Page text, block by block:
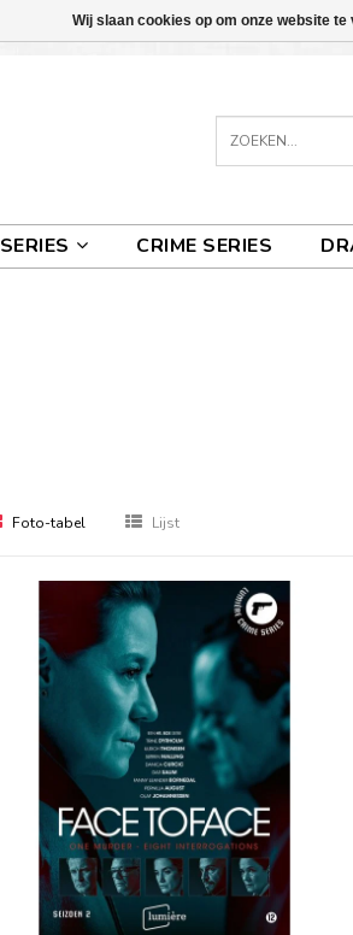
SERIES CRIME SERIES
Foto-tabel Lijst
Wij slaan cookies op om onze website